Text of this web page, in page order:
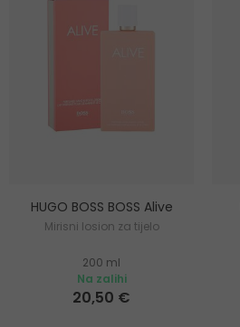
HUGO BOSS BOSS Alive
Mirisni losion za tijelo
200 ml
Na zalihi
20,50 €